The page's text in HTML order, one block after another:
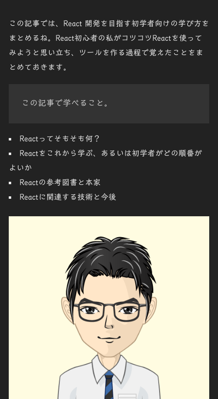
この記事では、React 開発を目指す初学者向けの学び方を
まとめるね。React初心者の私がコツコツReactを使って
みようと思い立ち、ツールを作る過程で覚えたことをま
とめておきます。
この記事で学べること。
Reactってそもそも何？
Reactをこれから学ぶ、あるいは初学者がどの順番が
よいか
Reactの参考図書と本家
Reactに関連する技術と今後